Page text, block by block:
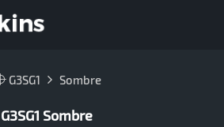
G3SG1 Sombre
G3SG1 Sombre